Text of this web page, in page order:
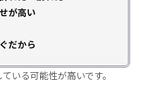
が高い
だから
いる可能性が高いです。